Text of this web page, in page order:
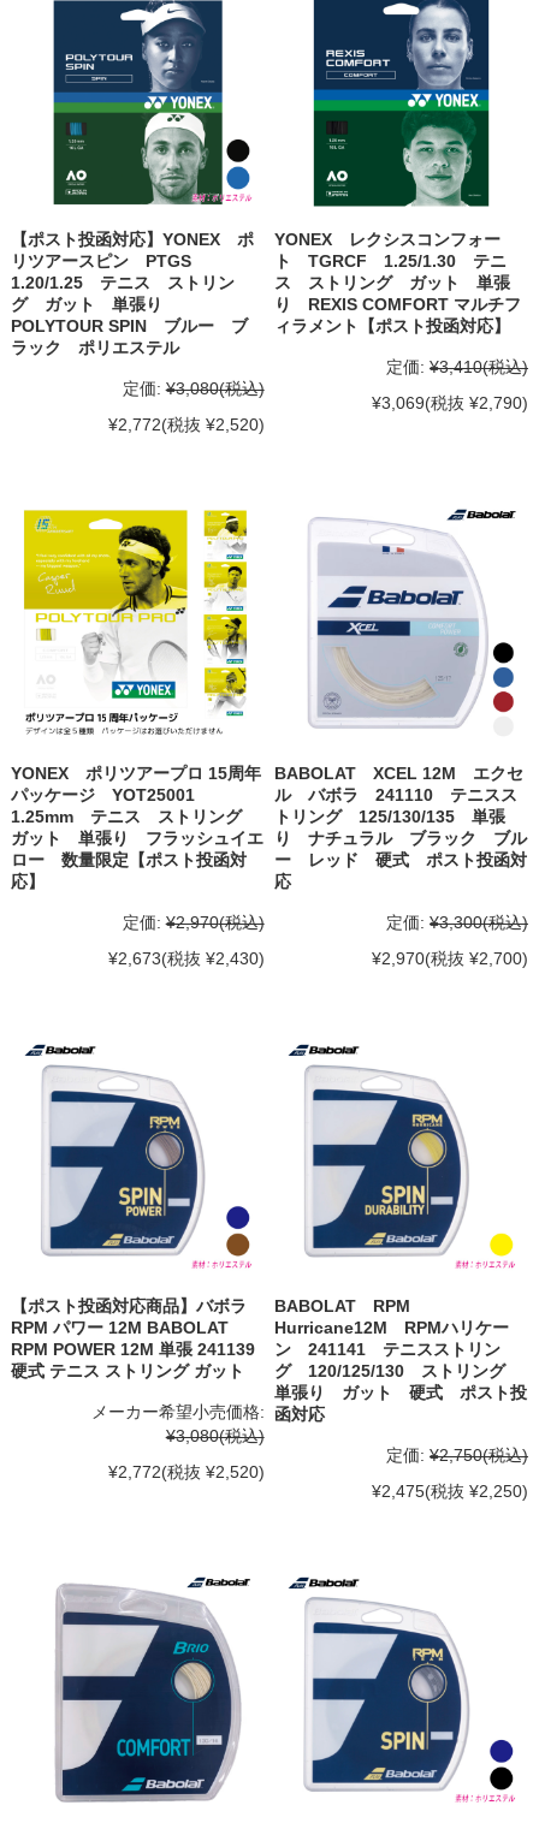
【ポスト投函対応】YONEX ポ
リツアースピン PTGS
1.20/1.25 テニス ストリン
グ ガット 単張り
POLYTOUR SPIN ブルー ブ
ラック ポリエステル
定価: ¥3,080(税込)
¥2,772(税抜 ¥2,520)
YONEX レクシスコンフォー
ト TGRCF 1.25/1.30 テニ
ス ストリング ガット 単張
り REXIS COMFORT マルチフ
ィラメント【ポスト投函対応】
定価: ¥3,410(税込)
¥3,069(税抜 ¥2,790)
YONEX ポリツアープロ 15周年
パッケージ YOT25001
1.25mm テニス ストリング
ガット 単張り フラッシュイエ
ロー 数量限定【ポスト投函対
応】
定価: ¥2,970(税込)
¥2,673(税抜 ¥2,430)
BABOLAT XCEL 12M エクセ
ル バボラ 241110 テニスス
トリング 125/130/135 単張
り ナチュラル ブラック ブル
ー レッド 硬式 ポスト投函対
応
定価: ¥3,300(税込)
¥2,970(税抜 ¥2,700)
【ポスト投函対応商品】バボラ
RPM パワー 12M BABOLAT
RPM POWER 12M 単張 241139
硬式 テニス ストリング ガット
メーカー希望小売価格:
¥3,080(税込)
¥2,772(税抜 ¥2,520)
BABOLAT RPM
Hurricane12M RPMハリケー
ン 241141 テニスストリン
グ 120/125/130 ストリング
単張り ガット 硬式 ポスト投
函対応
定価: ¥2,750(税込)
¥2,475(税抜 ¥2,250)